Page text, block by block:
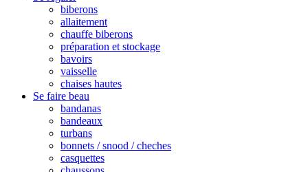
biberons
allaitement
chauffe biberons
préparation et stockage
bavoirs
vaisselle
chaises hautes
Se faire beau
bandanas
bandeaux
turbans
bonnets / snood / cheches
casquettes